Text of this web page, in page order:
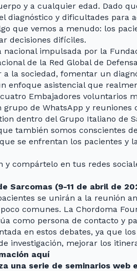
y a cualquier edad. Dado
diagnóstico y dificultades para
que vemos a menudo: los
decisiones difíciles.
impulsada por la
de la Red Global de
la sociedad, fomentar un
enfoque asistencial que
Embajadores voluntarios
de WhatsApp y
dentro del Grupo Italiano de
también somos conscientes
se enfrentan los pacientes y
y compártelo en tus redes
Sarcomas (9-11 de abril de
se unirán a la reunión
comunes. La Chordoma
como persona de contacto y
en estos debates, ya que
investigación, mejorar los
aquí
una serie de seminarios web